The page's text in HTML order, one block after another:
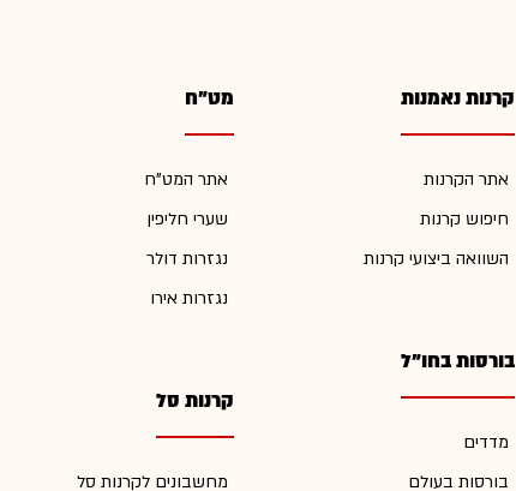
קרנות נאמנות
אתר הקרנות
חיפוש קרנות
השוואה ביצועי קרנות
בורסות בחו"ל
מדדים
בורסות בעולם
מט"ח
אתר המט"ח
שערי חליפין
נגזרות דולר
נגזרות אירו
קרנות סל
מחשבונים לקרנות סל